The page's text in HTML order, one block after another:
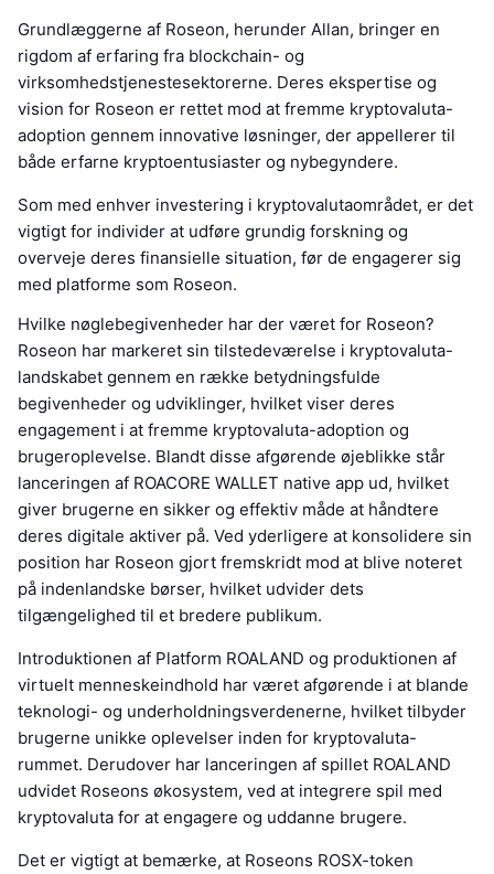
Grundlæggerne af Roseon, herunder Allan, bringer en
rigdom af erfaring fra blockchain- og
virksomhedstjenestesektorerne. Deres ekspertise og
vision for Roseon er rettet mod at fremme kryptovaluta-
adoption gennem innovative løsninger, der appellerer til
både erfarne kryptoentusiaster og nybegyndere.
Som med enhver investering i kryptovalutaområdet, er det
vigtigt for individer at udføre grundig forskning og
overveje deres finansielle situation, før de engagerer sig
med platforme som Roseon.
Hvilke nøglebegivenheder har der været for Roseon?
Roseon har markeret sin tilstedeværelse i kryptovaluta-
landskabet gennem en række betydningsfulde
begivenheder og udviklinger, hvilket viser deres
engagement i at fremme kryptovaluta-adoption og
brugeroplevelse. Blandt disse afgørende øjeblikke står
lanceringen af ROACORE WALLET native app ud, hvilket
giver brugerne en sikker og effektiv måde at håndtere
deres digitale aktiver på. Ved yderligere at konsolidere sin
position har Roseon gjort fremskridt mod at blive noteret
på indenlandske børser, hvilket udvider dets
tilgængelighed til et bredere publikum.
Introduktionen af Platform ROALAND og produktionen af
virtuelt menneskeindhold har været afgørende i at blande
teknologi- og underholdningsverdenerne, hvilket tilbyder
brugerne unikke oplevelser inden for kryptovaluta-
rummet. Derudover har lanceringen af spillet ROALAND
udvidet Roseons økosystem, ved at integrere spil med
kryptovaluta for at engagere og uddanne brugere.
Det er vigtigt at bemærke, at Roseons ROSX-token